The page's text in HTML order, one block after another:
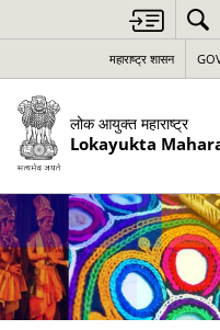
महाराष्ट्र शासन
लोक आयुक्त महाराष्ट्र
Lokayukta